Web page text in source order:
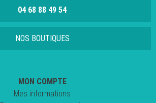
04 68 88 49 54
NOS BOUTIQUES
MON COMPTE
Mes informations